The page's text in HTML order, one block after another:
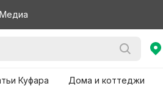
Куфара Дома и коттеджи